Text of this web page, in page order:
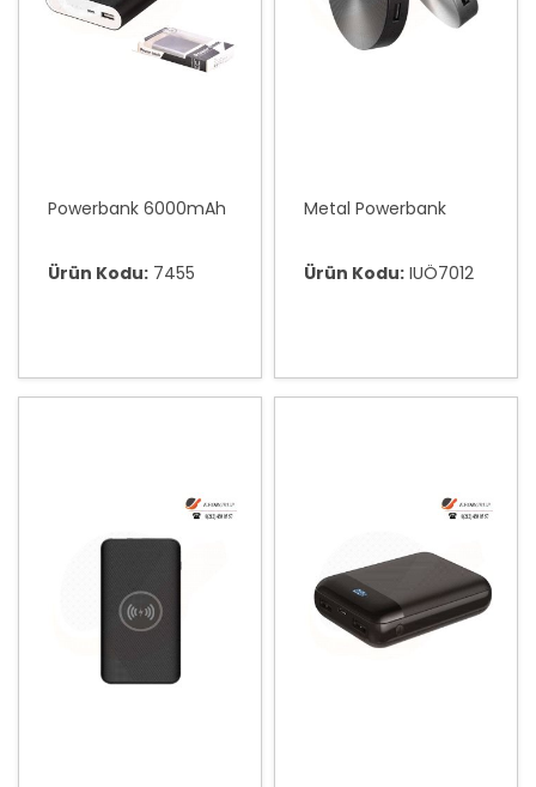
Powerbank 6000mAh
Ürün Kodu: 7455
Metal Powerbank
Ürün Kodu: IUÖ7012